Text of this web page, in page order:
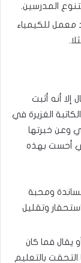
المدرسين.
معمل للكيمياء
أنه أثبت
الغزيرة في
وعن خبرتها
أحست بهذه
ومحبة
وتقليل
يقال فما كان
بالتعليم